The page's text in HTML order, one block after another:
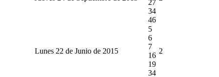
27
34
46
Lunes 22 de Junio de 2015
5
6
7
16
19
34
2